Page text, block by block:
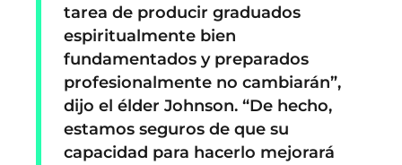
tarea de producir graduados
espiritualmente bien
fundamentados y preparados
profesionalmente no cambiarán”,
dijo el élder Johnson. “De hecho,
estamos seguros de que su
capacidad para hacerlo mejorará